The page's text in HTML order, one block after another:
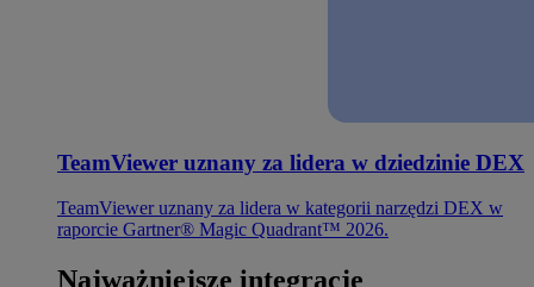
TeamViewer uznany za lidera w dziedzinie DEX
TeamViewer uznany za lidera w kategorii narzędzi DEX w
raporcie Gartner® Magic Quadrant™ 2026.
Najważniejsze integracje